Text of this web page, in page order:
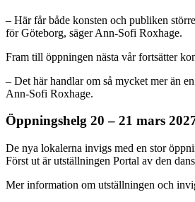
– Här får både konsten och publiken
för Göteborg, säger Ann-Sofi Roxhage.
Fram till öppningen nästa vår fortsätter
– Det här handlar om så mycket mer än
Ann-Sofi Roxhage.
Öppningshelg 20 – 21 mars
De nya lokalerna invigs med en stor
Först ut är utställningen Portal av den
Mer information om utställningen och